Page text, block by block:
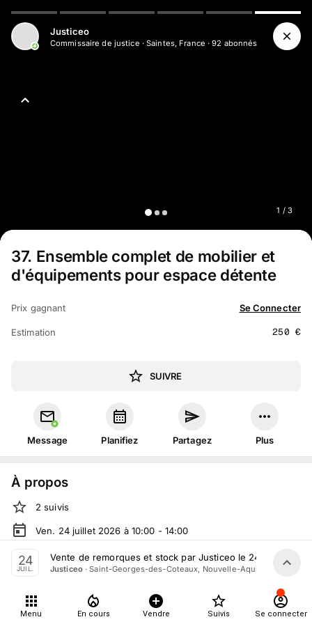
1 / 3
Justiceo
Commissaire de justice ·Saintes, France ·92 abonnés
37. Ensemble complet de mobilier et
d'équipements pour espace détente
Prix gagnant Se Connecter
Estimation 250 €
SUIVRE
Message Planifiez Partagez Plus
À propos
2 suivis
Ven. 24 juillet 2026 à 10:00 - 14:00
Vente judiciaireorganiséeparJusticeo
En salle :
4 Zc la Bobinerie, 17810 Saint-Georges-des-
Tout le monde peut participer
24
JUIL.
Vente de remorques et stock par Justiceo le 24 Juillet
Justiceo·Saint-Georges-des-Coteaux, Nouvelle-Aquitaine
Menu En cours Vendre Suivis Se connecter